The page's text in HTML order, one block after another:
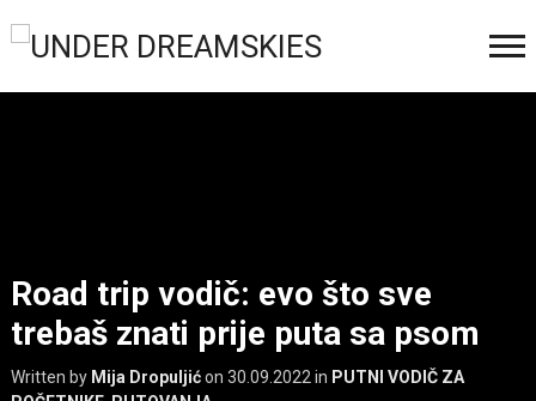
Road trip vodič: evo što sve
trebaš znati prije puta sa psom
Written by Mija Dropuljićon 30.09.2022 in PUTNI VODIČ ZA